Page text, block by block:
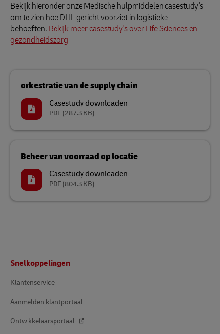
Bekijk hieronder onze Medische hulpmiddelen casestudy's
om te zien hoe DHL gericht voorziet in logistieke
behoeften. Bekijk meer casestudy's over Life Sciences en
gezondheidszorg
orkestratie van de supply chain
Casestudy downloaden
PDF (287.3 KB)
Beheer van voorraad op locatie
Casestudy downloaden
PDF (804.3 KB)
Snelkoppelingen
Klantenservice
Aanmelden klantportaal
Ontwikkelaarsportaal